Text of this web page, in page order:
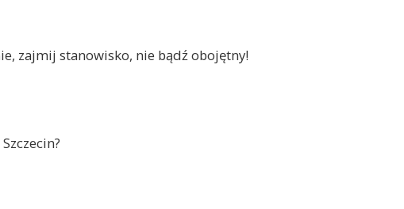
zajmij stanowisko, nie bądź obojętny!